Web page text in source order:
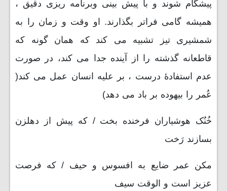
پیشگام شوند و با پیش بینی وبرنامه ریزی دقیق ،
همیشه گامی فراتر بگذارند. او وقت و زمان را به
شمشیری تیز تشبیه می کند که همان گونه که
قاطعانه گذشته را از آینده جدا می کند، در صورت
عدم استفادۀ درست ، بر علیه انسان عمل می کند(
عُمر را بیهوده بر باد می دهد)
خُنُک هوشیاران فرخنده بخت / که پیش از دهلزن
بسازند رَخت
مکن عمر ضایع به افسوس و حیف / که فرصت
عزیز است و الوقت سیف